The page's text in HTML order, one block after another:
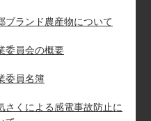
ブランド農産物について
委員会の概要
委員名簿
さくによる感電事故防止に